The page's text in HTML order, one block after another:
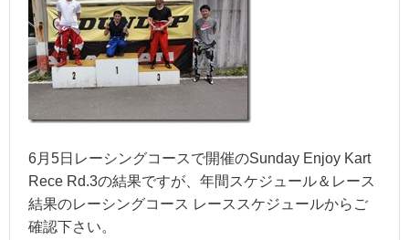
6月5日レーシングコースで開催のSunday Enjoy Kart
Rece Rd.3の結果ですが、年間スケジュール＆レース
結果のレーシングコース レーススケジュールからご
確認下さい。